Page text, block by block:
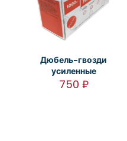
Дюбель-гвозди
усиленные
750 ₽